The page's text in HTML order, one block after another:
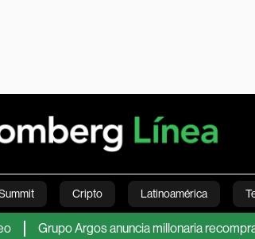
Cripto Latinoamérica
Estilo de vida Mundo Videos
Argos anuncia millonaria recompra de